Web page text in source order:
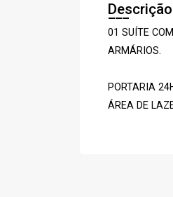
01 SUÍTE
ARMÁRIOS.
PORTARIA
ÁREA DE